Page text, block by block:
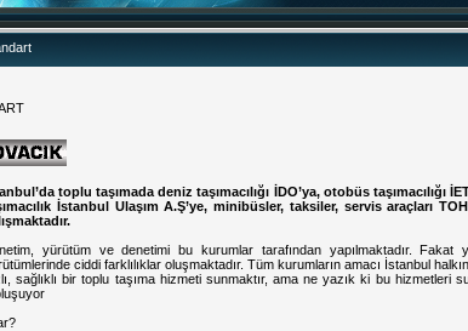
toplu taşımada deniz taşımacılığı İDO’ya, otobüs taşımacılığı
İstanbul Ulaşım A.Ş’ye, minibüsler, taksiler, servis araçları
yürütüm ve denetimi bu kurumlar tarafından yapılmaktadır. Fakat
ciddi farklılıklar oluşmaktadır. Tüm kurumların amacı İstanbul
sağlıklı bir toplu taşıma hizmeti sunmaktır, ama ne yazık ki bu hizmetleri